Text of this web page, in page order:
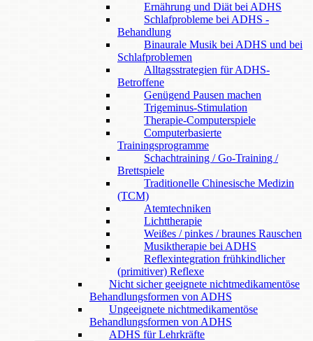
Ernährung und Diät bei ADHS
Schlafprobleme bei ADHS -
Behandlung
Binaurale Musik bei ADHS und bei
Schlafproblemen
Alltagsstrategien für ADHS-
Betroffene
Genügend Pausen machen
Trigeminus-Stimulation
Therapie-Computerspiele
Computerbasierte
Trainingsprogramme
Schachtraining / Go-Training /
Brettspiele
Traditionelle Chinesische Medizin
(TCM)
Atemtechniken
Lichttherapie
Weißes / pinkes / braunes Rauschen
Musiktherapie bei ADHS
Reflexintegration frühkindlicher
(primitiver) Reflexe
Nicht sicher geeignete nichtmedikamentöse
Behandlungsformen von ADHS
Ungeeignete nichtmedikamentöse
Behandlungsformen von ADHS
ADHS für Lehrkräfte